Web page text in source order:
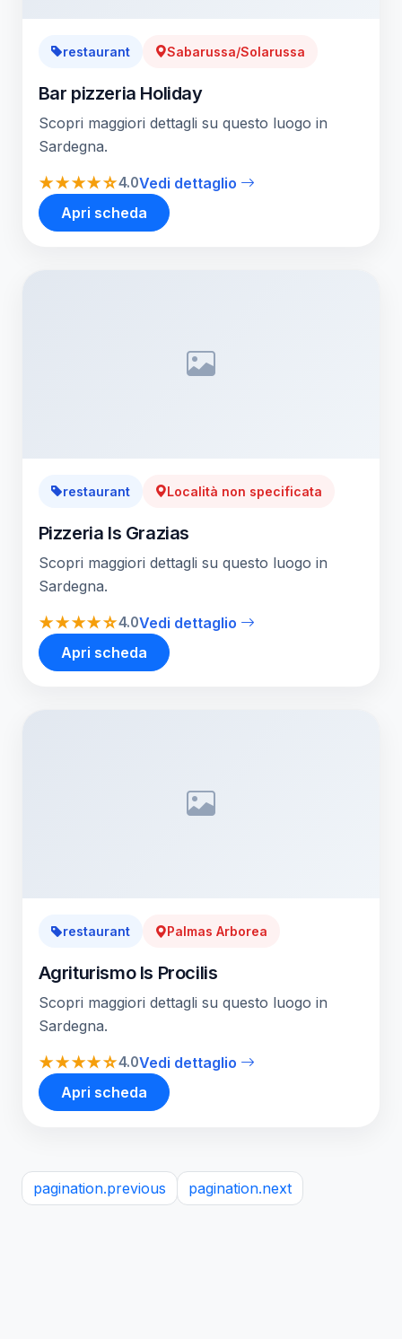
restaurant Sabarussa/Solarussa
Bar pizzeria Holiday
Scopri maggiori dettagli su questo luogo in
Sardegna.
★★★★☆4.0Vedi dettaglio
Apri scheda
restaurant Località non specificata
Pizzeria Is Grazias
Scopri maggiori dettagli su questo luogo in
Sardegna.
★★★★☆4.0Vedi dettaglio
Apri scheda
restaurant Palmas Arborea
Agriturismo Is Procilis
Scopri maggiori dettagli su questo luogo in
Sardegna.
★★★★☆4.0Vedi dettaglio
Apri scheda
pagination.previous pagination.next